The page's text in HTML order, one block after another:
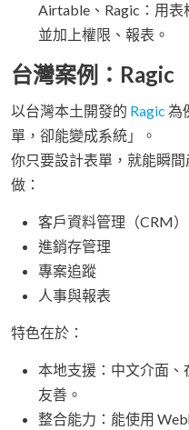
Airtable、Ragic：用表
並加上權限、報表。
台灣案例：Ragic
以台灣本土開發的 Ragic 為
單，卻能變成系統」。
你只要設計表單，就能瞬
做：
客戶資料管理（CRM）
進銷存管理
專案追蹤
人事與報表
特色在於：
本地支援：中文介面
友善。
整合能力：能使用